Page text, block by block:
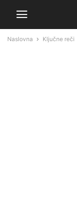
Naslovna Ključne reči